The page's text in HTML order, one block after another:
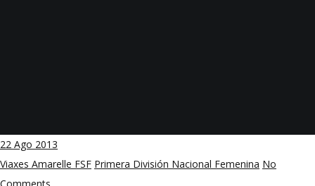
22 Ago 2013
Viaxes Amarelle FSF Primera División Nacional Femenina No